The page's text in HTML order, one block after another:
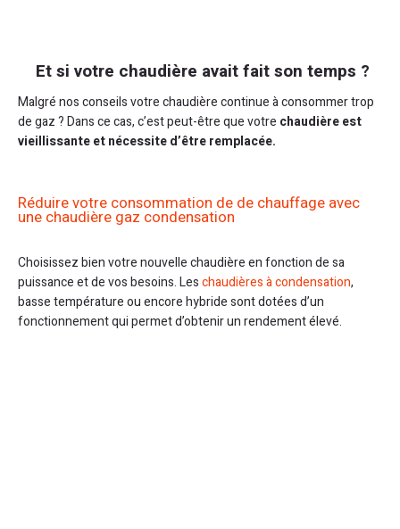
Et si votre chaudière avait fait son temps ?
Malgré nos conseils votre chaudière continue à consommer trop
de gaz ? Dans ce cas, c’est peut-être que votre chaudière est
vieillissante et nécessite d’être remplacée.
Réduire votre consommation de de chauffage avec
une chaudière gaz condensation
Choisissez bien votre nouvelle chaudière en fonction de sa
puissance et de vos besoins. Leschaudières à condensation,
basse température ou encore hybride sont dotées d’un
fonctionnement qui permet d’obtenir un rendement élevé.